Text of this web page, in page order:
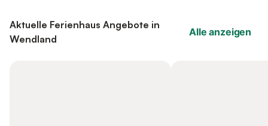
Aktuelle Ferienhaus Angebote in
Wendland
Alle anzeigen